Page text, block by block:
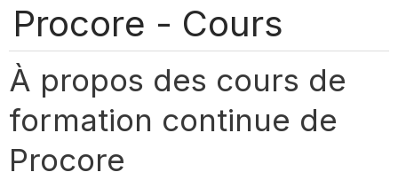
Procore - Cours
À propos des cours de
formation continue de
Procore